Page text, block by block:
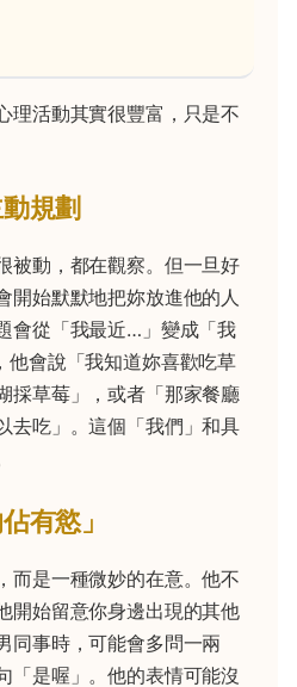
理活動其實很豐富，只是不
規劃
被動，都在觀察。但一旦好
開始默默地把妳放進他的人
會從「我最近…」變成「我
會說「我知道妳喜歡吃草
採草莓」，或者「那家餐廳
去吃」。這個「我們」和具
有慾」
而是一種微妙的在意。他不
開始留意你身邊出現的其他
同事時，可能會多問一兩
「是喔」。他的表情可能沒